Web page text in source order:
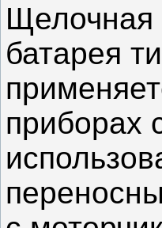
Щелочная
батарея
приборах